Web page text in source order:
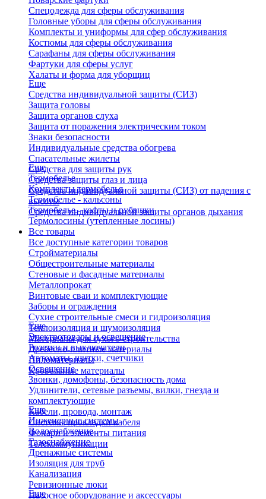
Спецодежда для сферы обслуживания
Головные уборы для сферы обслуживания
Комплекты и униформы для сфер обслуживания
Костюмы для сферы обслуживания
Сарафаны для сферы обслуживания
Фартуки для сферы услуг
Халаты и форма для уборщиц
Еще
Средства индивидуальной защиты (СИЗ)
Защита головы
Защита органов слуха
Защита от поражения электрическим током
Знаки безопасности
Индивидуальные средства обогрева
Спасательные жилеты
Средства для защиты рук
Средства защиты глаз и лица
Средства индивидуальной защиты (СИЗ) от падения с
высоты
Средства индивидуальной защиты органов дыхания
Еще
Термобелье
Комплекты термобелья
Термобелье - кальсоны
Термобелье - кофты и рубашки
Термолосины (утепленные лосины)
Все товары
Все доступные категории товаров
Стройматериалы
Общестроительные материалы
Стеновые и фасадные материалы
Металлопрокат
Винтовые сваи и комплектующие
Заборы и ограждения
Сухие строительные смеси и гидроизоляция
Теплоизоляция и шумоизоляция
Материалы для сухого строительства
Древесно-плитные материалы
Пиломатериалы
Кровельные материалы
Еще
Электротовары и освещение
Розетки и выключатели
Автоматы, щитки, счетчики
Освещение
Звонки, домофоны, безопасность дома
Удлинители, сетевые разъемы, вилки, гнезда и
комплектующие
Кабели, провода, монтаж
Системы прокладки кабеля
Фонари и элементы питания
Телекоммуникации
Еще
Инженерные системы
Водоснабжение
Газоснабжение
Дренажные системы
Изоляция для труб
Канализация
Ревизионные люки
Насосное оборудование и аксессуары
Еще